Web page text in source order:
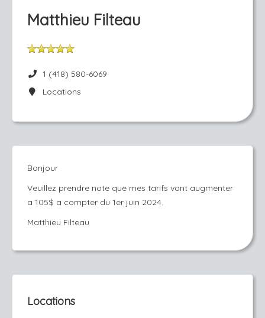
Matthieu Filteau
1 (418) 580-6069
Locations
Bonjour
Veuillez prendre note que mes tarifs vont augmenter
a 105$ a compter du 1er juin 2024.
Matthieu Filteau
Locations